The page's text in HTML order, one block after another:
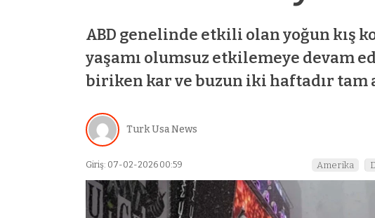
ABD genelinde etkili olan yoğun kış
yaşamı olumsuz etkilemeye devam
biriken kar ve buzun iki haftadır tam
Turk Usa News
Giriş: 07-02-2026 00:59 Amerika